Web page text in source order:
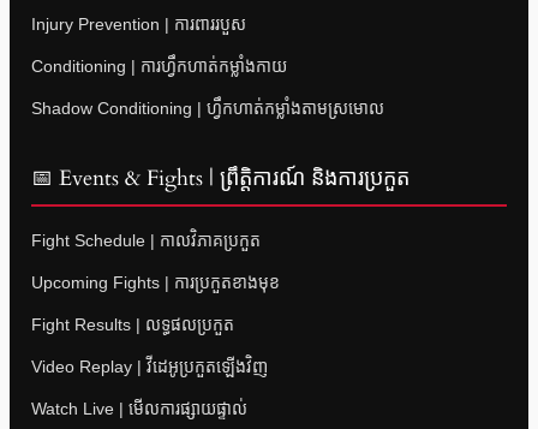
Injury Prevention | ការពាររបួស
Conditioning | ការហ្វឹកហាត់កម្លាំងកាយ
Shadow Conditioning | ហ្វឹកហាត់កម្លាំងតាមស្រមោល
📅 Events & Fights | ព្រឹត្តិការណ៍ និងការប្រកួត
Fight Schedule | កាលវិភាគប្រកួត
Upcoming Fights | ការប្រកួតខាងមុខ
Fight Results | លទ្ធផលប្រកួត
Video Replay | វីដេអូប្រកួតឡើងវិញ
Watch Live | មើលការផ្សាយផ្ទាល់